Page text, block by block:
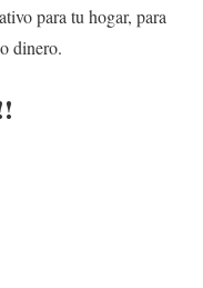
para tu hogar, para
dinero.